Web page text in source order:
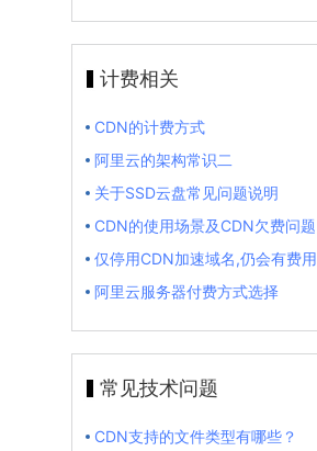
计费相关
CDN的计费方式
阿里云的架构常识二
关于SSD云盘常见问题说明
CDN的使用场景及CDN欠费问题
仅停用CDN加速域名,仍会有费用
阿里云服务器付费方式选择
常见技术问题
CDN支持的文件类型有哪些？